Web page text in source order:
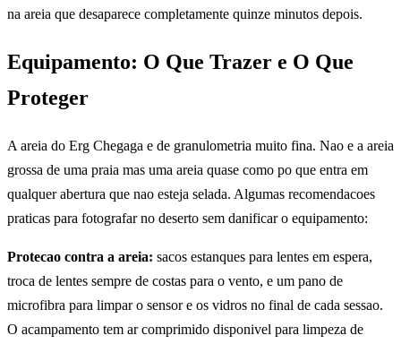
na areia que desaparece completamente quinze minutos depois.
Equipamento: O Que Trazer e O Que
Proteger
A areia do Erg Chegaga e de granulometria muito fina. Nao e a areia
grossa de uma praia mas uma areia quase como po que entra em
qualquer abertura que nao esteja selada. Algumas recomendacoes
praticas para fotografar no deserto sem danificar o equipamento:
Protecao contra a areia: sacos estanques para lentes em espera,
troca de lentes sempre de costas para o vento, e um pano de
microfibra para limpar o sensor e os vidros no final de cada sessao.
O acampamento tem ar comprimido disponivel para limpeza de